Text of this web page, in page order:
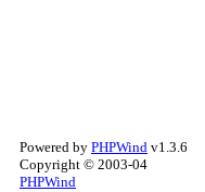
Powered by PHPWind v1.3.6
Copyright © 2003-04
PHPWind